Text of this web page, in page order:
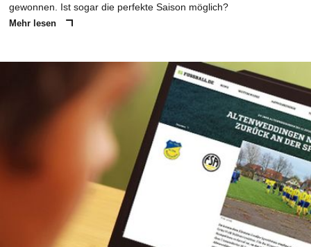
gewonnen. Ist sogar die perfekte Saison möglich?
Mehr lesen